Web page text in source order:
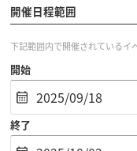
開催日程範囲
下記範囲内で開催されているイ
開始
終了